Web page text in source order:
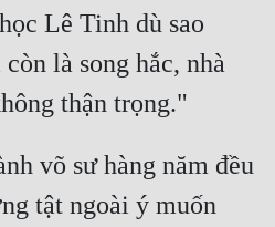
Lê Tinh dù sao
là song hắc, nhà
võ sư hàng năm đều
tật ngoài ý muốn